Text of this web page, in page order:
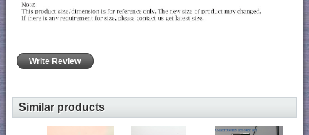
Write Review
Similar products